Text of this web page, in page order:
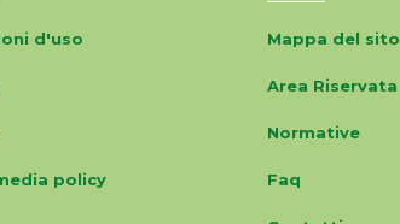
d'uso
policy
Mappa del sito
Area Riservata
Normative
Faq